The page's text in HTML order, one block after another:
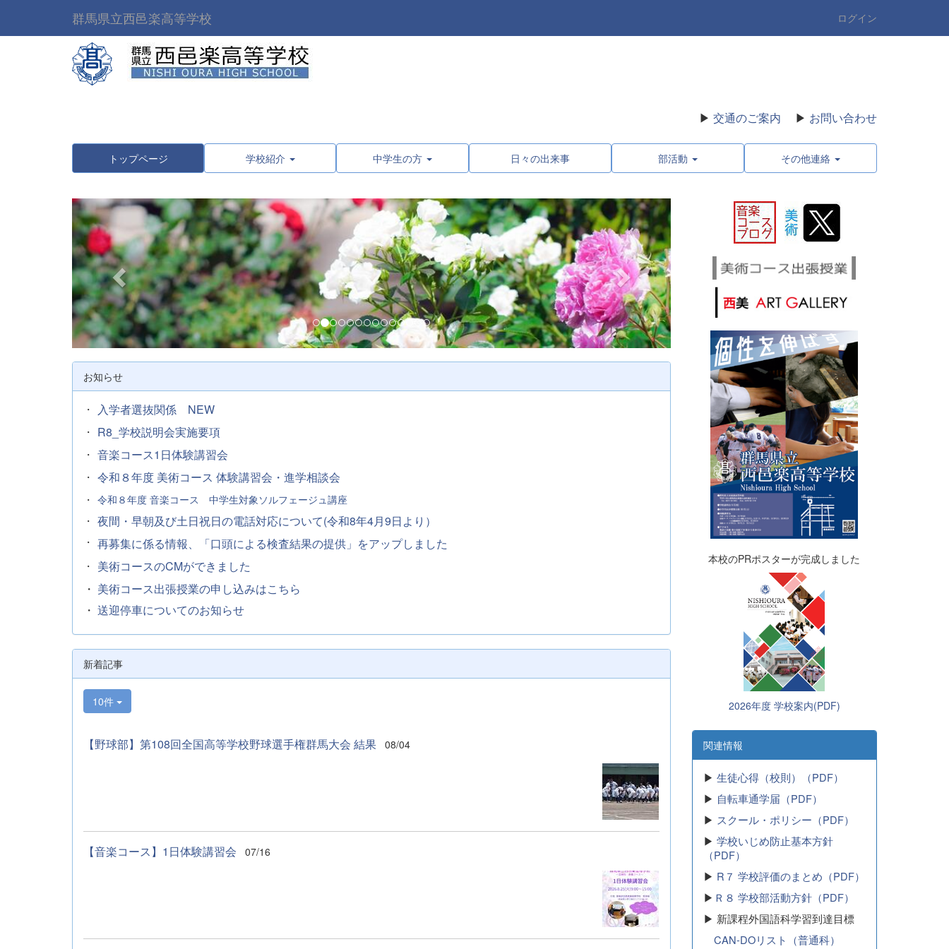
群馬県立西邑楽高等学校 ログイン
▶ 交通のご案内 ▶ お問い合わせ
トップページ 学校紹介 中学生の方 日々の出来事 部活動 その他連絡
p
e
v
i
o
u
s
n
e
x
t
お知らせ
・ 入学者選抜関係 NEW
・ R8_学校説明会実施要項
・ 音楽コース1日体験講習会
・ 令和８年度 美術コース 体験講習会・進学相談会
・ 令和８年度 音楽コース 中学生対象ソルフェージュ講座
・
・
夜間・早朝及び土日祝日の電話対応について(令和8年4月9日より）
再募集に係る情報、「口頭による検査結果の提供」をアップしました
・ 美術コースのCMができました
・ 美術コース出張授業の申し込みはこちら
・ 送迎停車についてのお知らせ
新着記事
10件
【野球部】第108回全国高等学校野球選手権群馬大会 結果 08/04
【音楽コース】1日体験講習会 07/16
本校のPRポスターが完成しました
2026年度 学校案内(PDF)
関連情報
▶ 生徒心得（校則）（PDF）
▶ 自転車通学届（PDF）
▶ スクール・ポリシー（PDF）
▶ 学校いじめ防止基本方針
（PDF）
▶ R７ 学校評価のまとめ（PDF）
▶ Ｒ８ 学校部活動方針（PDF）
▶ 新課程外国語科学習到達目標
CAN-DOリスト（普通科）